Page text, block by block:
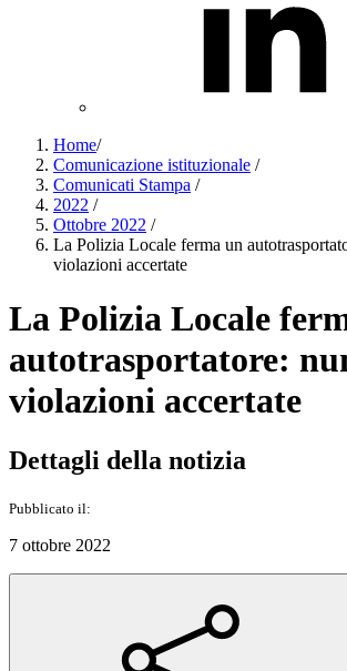
Home/
Comunicazione istituzionale /
Comunicati Stampa /
2022 /
Ottobre 2022 /
La Polizia Locale ferma un
violazioni accertate
La Polizia Locale
autotrasportatore:
violazioni accertate
Dettagli della notizia
Pubblicato il:
7 ottobre 2022